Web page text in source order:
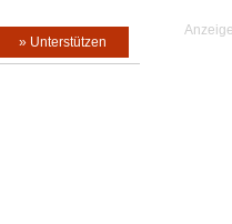
» Unterstützen